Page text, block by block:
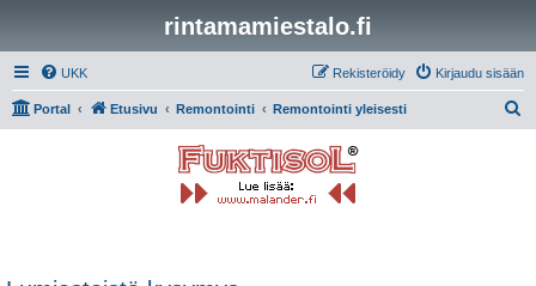
rintamamiestalo.fi
UKK Kirjaudu sisään
Rekisteröidy
Portal Etusivu Remontointi Remontointi yleisesti